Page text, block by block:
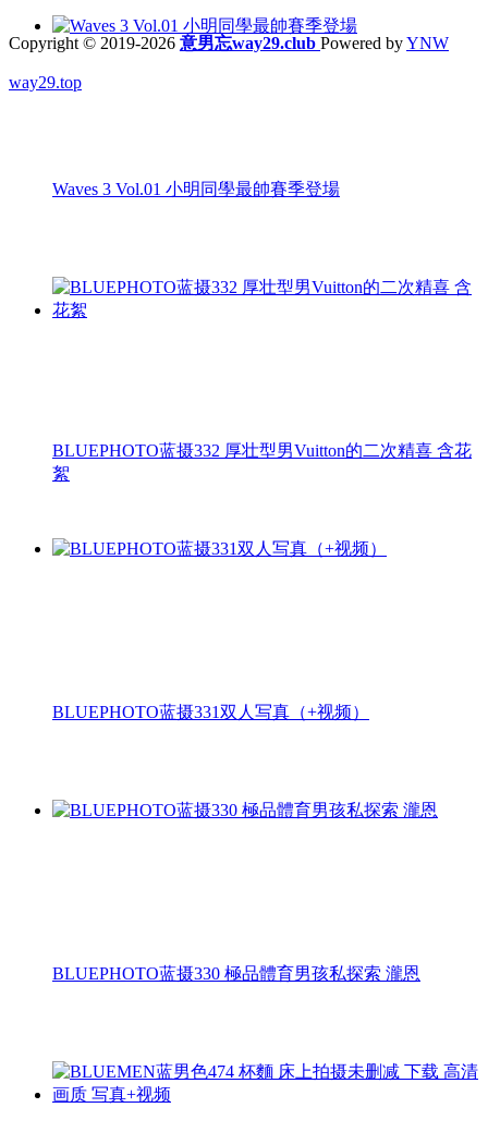
Waves 3 Vol.01 小明同學最帥賽季登場
BLUEPHOTO蓝摄332 厚壮型男Vuitton的二次精喜 含花
絮
BLUEPHOTO蓝摄331双人写真（+视频）
BLUEPHOTO蓝摄330 極品體育男孩私探索 瀧恩
Copyright © 2019-2026 意男忘way29.club Powered byYNW
way29.top